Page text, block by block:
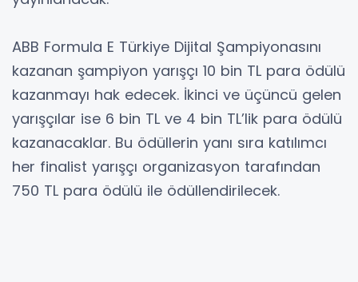
ABB Formula E Türkiye Dijital Şampiyonasını
kazanan şampiyon yarışçı 10 bin TL para ödülü
kazanmayı hak edecek. İkinci ve üçüncü gelen
yarışçılar ise 6 bin TL ve 4 bin TL’lik para ödülü
kazanacaklar. Bu ödüllerin yanı sıra katılımcı
her finalist yarışçı organizasyon tarafından
750 TL para ödülü ile ödüllendirilecek.